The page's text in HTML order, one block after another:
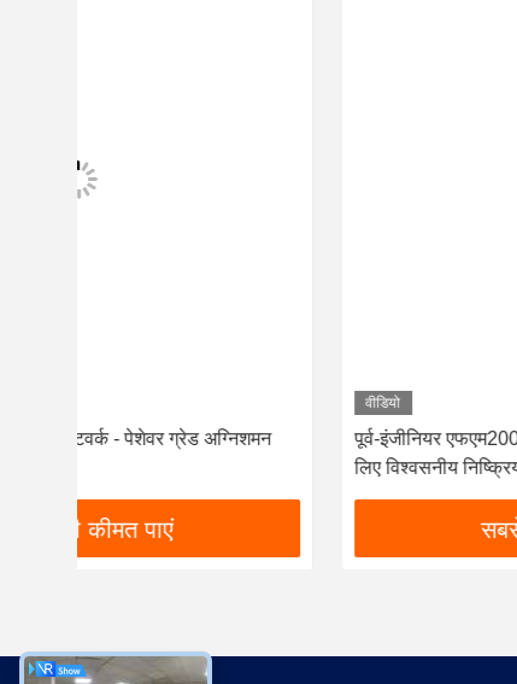
पूर्व-इंजीनियर एफएम200 गैस पाइप नेटवर्क - बिजली संयंत्रों के